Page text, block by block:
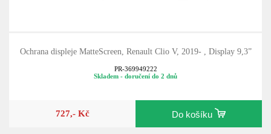
Ochrana displeje MatteScreen, Renault Clio V, 2019- , Display 9,3”
PR-369949222
Skladem - doručení do 2 dnů
727,- Kč Do košíku